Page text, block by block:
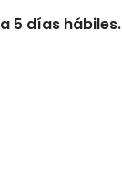
5 días hábiles.